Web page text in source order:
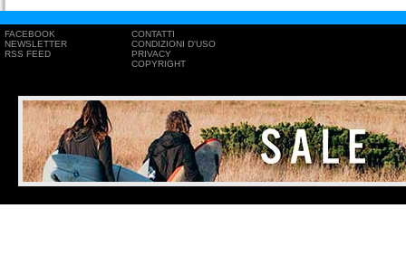
FACEBOOK
NEWSLETTER
RSS FEED
CONTATTI
CONDIZIONI D'USO
PRIVACY
COPYRIGHT